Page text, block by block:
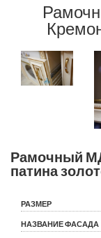
Рамочный
патина
РАЗМЕР
НАЗВАНИЕ ФАСАДА